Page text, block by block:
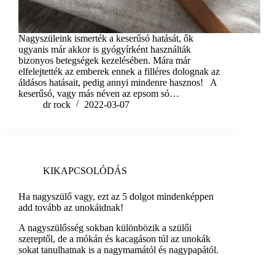
Nagyszüleink ismerték a keserűsó hatását, ők
ugyanis már akkor is gyógyírként használták
bizonyos betegségek kezelésében. Mára már
elfelejtették az emberek ennek a filléres dolognak az
áldásos hatásait, pedig annyi mindenre hasznos! A
keserűsó, vagy más néven az epsom só…
dr rock
2022-03-07
KIKAPCSOLÓDÁS
Ha nagyszülő vagy, ezt az 5 dolgot mindenképpen
add tovább az unokáidnak!
A nagyszülősség sokban különbözik a szülői
szereptől, de a mókán és kacagáson túl az unokák
sokat tanulhatnak is a nagymamától és nagypapától.